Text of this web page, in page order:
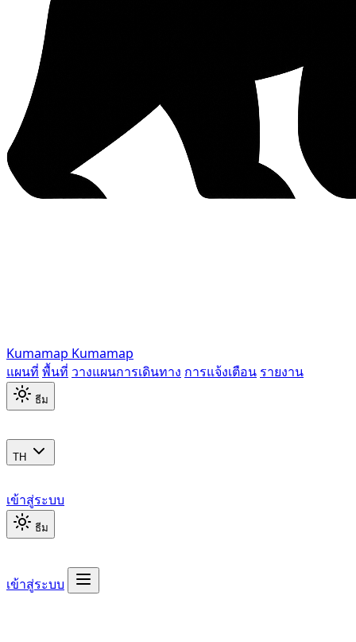
Kumamap Kumamap
แผนที่ พื้นที่ วางแผนการเดินทาง การแจ้งเตือน รายงาน
ธีม
TH
เข้าสู่ระบบ
ธีม
เข้าสู่ระบบ